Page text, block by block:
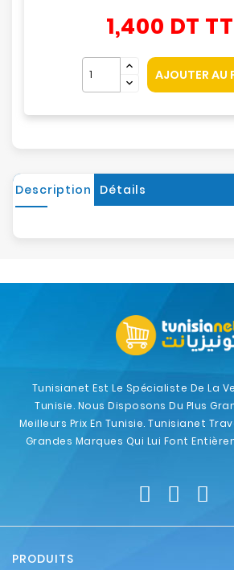
1,400 DT
AJOUTER AU
Description Détails
Tunisianet Est Le Spécialiste De La
Tunisie. Nous Disposons Du Plus
Meilleurs Prix En Tunisie. Tunisianet
Grandes Marques Qui Lui Font
PRODUITS